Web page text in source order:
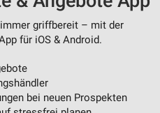
griffbereit – mit der
für iOS & Android.
bei neuen Prospekten